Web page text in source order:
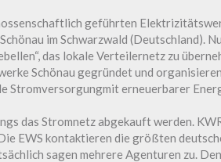
geführten
im Schwarzwald (Deutschland).
das lokale Verteilernetz zu
Schönau gegründet und
Stromversorgungmit erneuerbarer
das Stromnetz abgekauft werden.
EWS kontaktieren die größten
sagen mehrere Agenturen zu.